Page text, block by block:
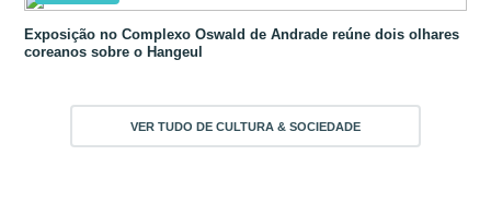
Exposição no Complexo Oswald de Andrade reúne dois olhares
coreanos sobre o Hangeul
VER TUDO DE CULTURA & SOCIEDADE